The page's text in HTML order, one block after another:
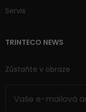
Servis
TRINTECO NEWS
Zůstaňte v obraze